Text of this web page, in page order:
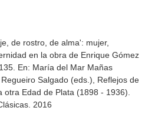
de rostro, de alma': mujer,
en la obra de Enrique Gómez
En: María del Mar Mañas
Salgado (eds.), Reflejos de
otra Edad de Plata (1898 - 1936)
2016